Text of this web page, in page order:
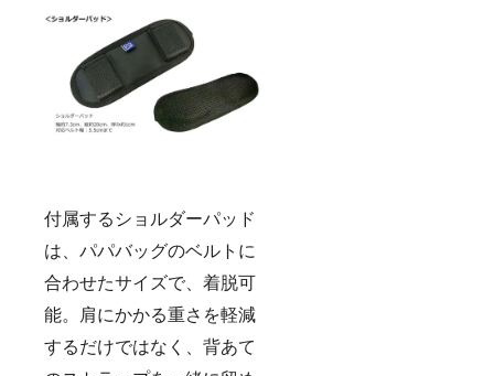
付属するショルダーパッド
は、パパバッグのベルトに
合わせたサイズで、着脱可
能。肩にかかる重さを軽減
するだけではなく、背あて